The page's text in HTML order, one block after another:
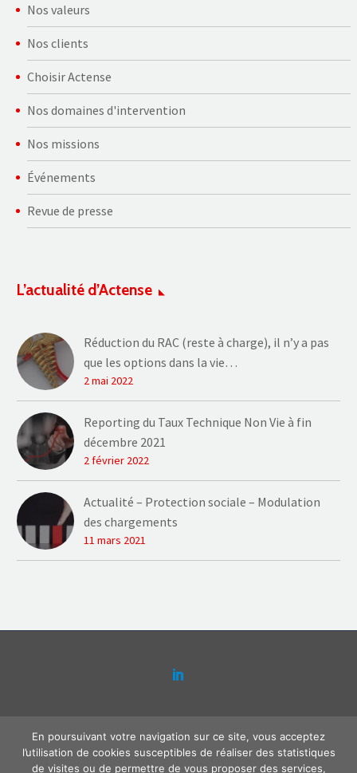
Nos valeurs
Nos clients
Choisir Actense
Nos domaines d'intervention
Nos missions
Événements
Revue de presse
L’actualité d’Actense
Réduction du RAC (reste à charge), il n’y a pas
que les options dans la vie…
2 mai 2022
Reporting du Taux Technique Non Vie à fin
décembre 2021
2 février 2022
Actualité – Protection sociale – Modulation
des chargements
11 mars 2021
Contact Plaquette Actense
Mentions légales
Politique de confidentialité
En poursuivant votre navigation sur ce site, vous acceptez
l’utilisation de cookies susceptibles de réaliser des statistiques
de visites ou de permettre de vous proposer des services,